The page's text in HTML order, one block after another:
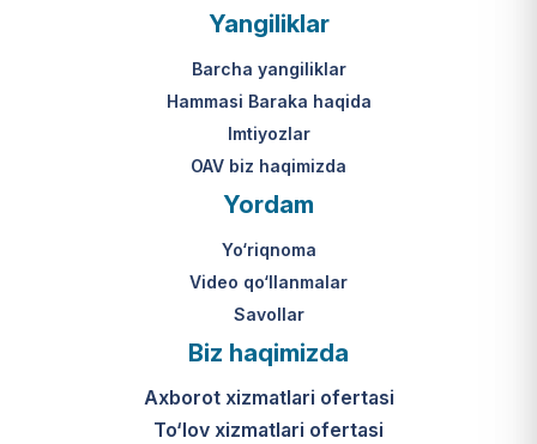
Yangiliklar
Barcha yangiliklar
Hammasi Baraka haqida
Imtiyozlar
OAV biz haqimizda
Yordam
Yo‘riqnoma
Video qo‘llanmalar
Savollar
Biz haqimizda
Axborot xizmatlari ofertasi
To‘lov xizmatlari ofertasi